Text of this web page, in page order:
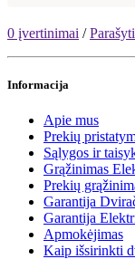
0 įvertinimai /
Informacija
Apie mus
Prekių
Sąlygos ir
Grąžinimas
Prekių
Garantija
Garantija
Apmokėjimas
Kaip išsirinkti